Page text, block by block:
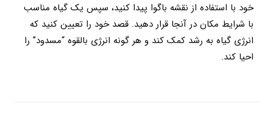
خود با استفاده از نقشه باگوا پیدا کنید، سپس یک گیاه مناسب
با شرایط مکان در آنجا قرار دهید. قصد خود را تعیین کنید که
انرژی گیاه به رشد کمک کند و هر گونه انرژی بالقوه “مسدود” را
احیا کند.